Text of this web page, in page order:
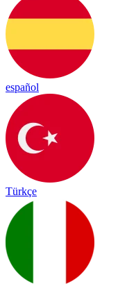
español
Türkçe